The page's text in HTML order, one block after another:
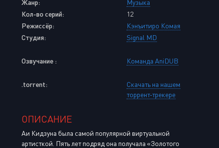
Жанр:
Музыка
Кол-во серий:
12
Режиссёр:
Кэнъитиро Комая
Студия:
Signal MD
Озвучание : Команда AniDUB
.torrent:
Скачать на нашем
торрент-трекере
ОПИСАНИЕ
Аи Кидзуна была самой популярной виртуальной
артисткой. Пять лет подряд она получала «Золотого